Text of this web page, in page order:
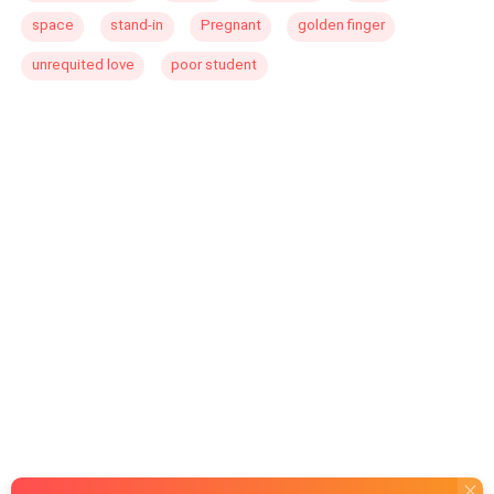
space stand-in Pregnant golden finger
unrequited love poor student